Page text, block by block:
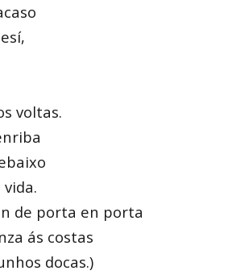
voltas.
de porta en porta
ás costas
docas.)